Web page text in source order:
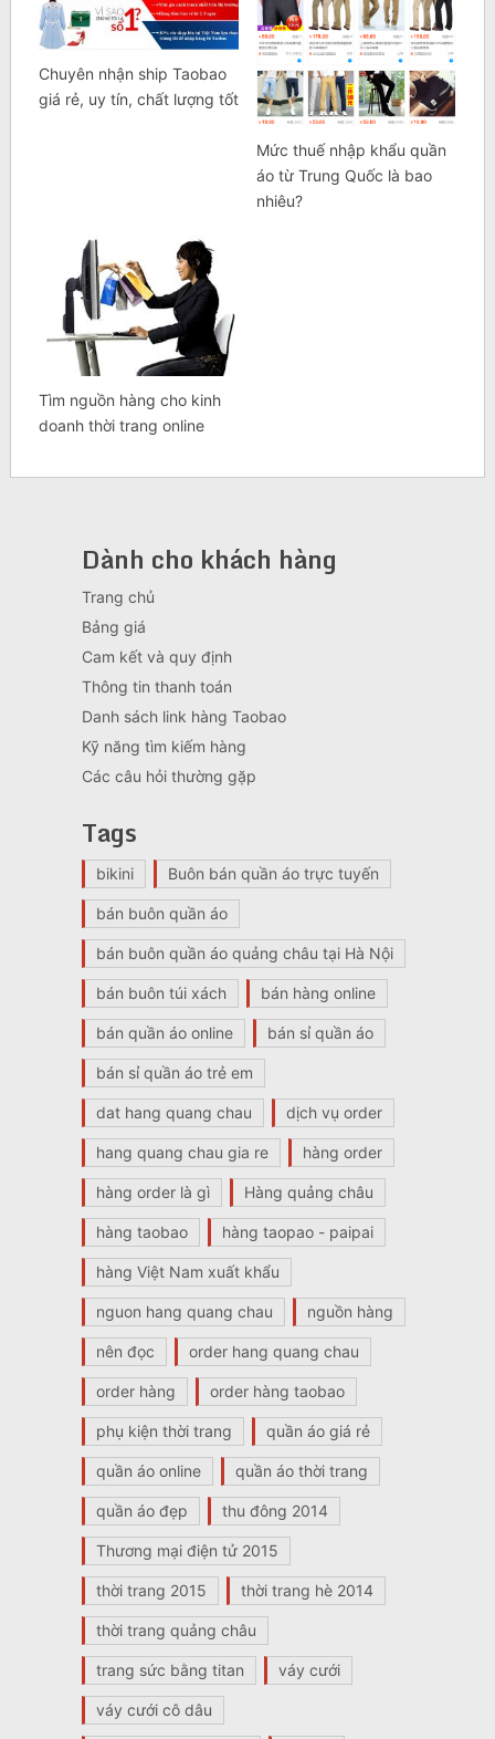
Chuyên nhận ship Taobao
giá rẻ, uy tín, chất lượng tốt
Mức thuế nhập khẩu quần
áo từ Trung Quốc là bao
nhiêu?
Tìm nguồn hàng cho kinh
doanh thời trang online
Dành cho khách hàng
Trang chủ
Bảng giá
Cam kết và quy định
Thông tin thanh toán
Danh sách link hàng Taobao
Kỹ năng tìm kiếm hàng
Các câu hỏi thường gặp
Tags
bikini Buôn bán quần áo trực tuyến
bán buôn quần áo
bán buôn quần áo quảng châu tại Hà Nội
bán buôn túi xách bán hàng online
bán quần áo online bán sỉ quần áo
bán sỉ quần áo trẻ em
dat hang quang chau dịch vụ order
hang quang chau gia re hàng order
hàng order là gì Hàng quảng châu
hàng taobao hàng taopao - paipai
hàng Việt Nam xuất khẩu
nguon hang quang chau nguồn hàng
nên đọc order hang quang chau
order hàng order hàng taobao
phụ kiện thời trang quần áo giá rẻ
quần áo online quần áo thời trang
quần áo đẹp thu đông 2014
Thương mại điện tử 2015
thời trang 2015 thời trang hè 2014
thời trang quảng châu
trang sức bằng titan váy cưới
váy cưới cô dâu